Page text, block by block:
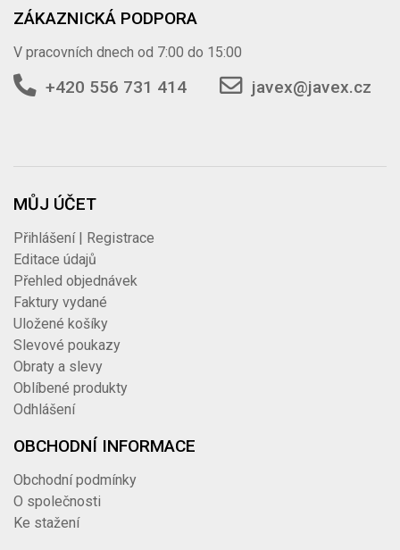
ZÁKAZNICKÁ PODPORA
V pracovních dnech od 7:00 do 15:00
+420 556 731 414 javex@javex.cz
MŮJ ÚČET
Přihlášení | Registrace
Editace údajů
Přehled objednávek
Faktury vydané
Uložené košíky
Slevové poukazy
Obraty a slevy
Oblíbené produkty
Odhlášení
OBCHODNÍ INFORMACE
Obchodní podmínky
O společnosti
Ke stažení